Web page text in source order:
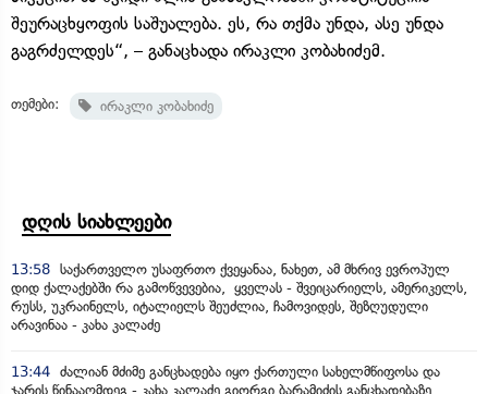
შეურაცხყოფის საშუალება. ეს, რა თქმა უნდა, ასე უნდა
გაგრძელდეს“, – განაცხადა ირაკლი კობახიძემ.
თემები: ირაკლი კობახიძე
დღის სიახლეები
13:58 საქართველო უსაფრთო ქვეყანაა, ნახეთ, ამ მხრივ ევროპულ
დიდ ქალაქებში რა გამოწვევებია, ყველას - შვეიცარიელს, ამერიკელს,
რუსს, უკრაინელს, იტალიელს შეუძლია, ჩამოვიდეს, შეზღუდული
არავინაა - კახა კალაძე
13:44 ძალიან მძიმე განცხადება იყო ქართული სახელმწიფოსა და
ჯარის წინააღმდეგ - კახა კალაძე გიორგი ბარამიძის განცხადებაზე